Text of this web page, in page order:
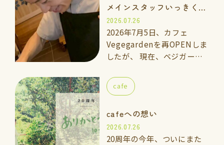
てみませんか…
メインスタッフいっきくんのご紹介
2026.07.26
2026年7月5日、カフェ
Vegegardenを再OPENしま
したが、 現在、ベジガーデ
ている「いっきくん」にカフ
ェのメインスタッフとしてお
cafeへの想い
2026.07.26
20周年の今年、ついにまた
cafe